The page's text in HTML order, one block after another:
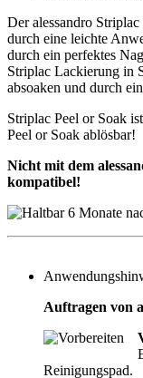
Der alessandro
durch eine leichte
durch ein perfektes
Striplac Lackierung in
absoaken und durch
Striplac Peel or Soak
Peel or Soak ablösbar!
Nicht mit dem
kompatibel!
Auftragen von
Reinigungspad.